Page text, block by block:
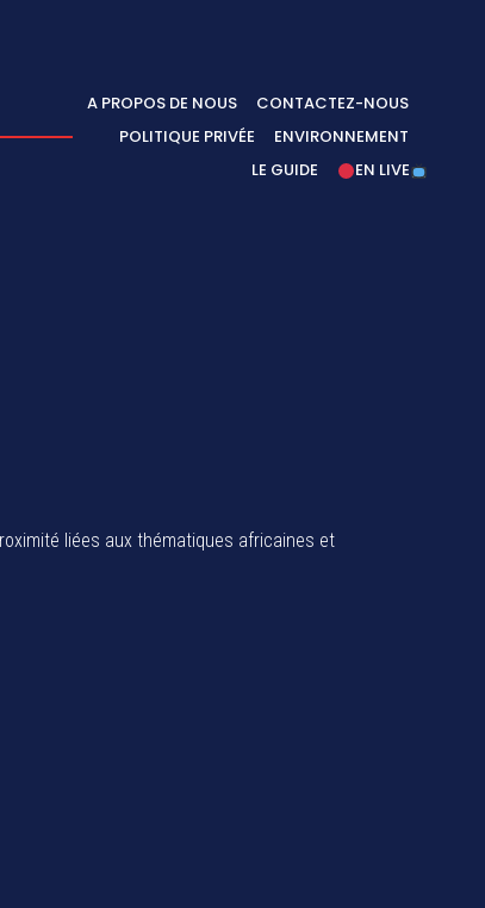
A PROPOS DE NOUS
CONTACTEZ-NOUS
POLITIQUE PRIVÉE
ENVIRONNEMENT
LE GUIDE
EN LIVE
liées aux thématiques africaines et